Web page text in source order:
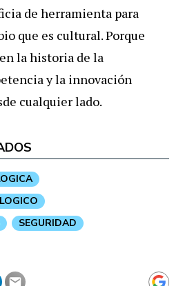
de herramienta para
que es cultural. Porque
la historia de la
y la innovación
cualquier lado.
SEGURIDAD